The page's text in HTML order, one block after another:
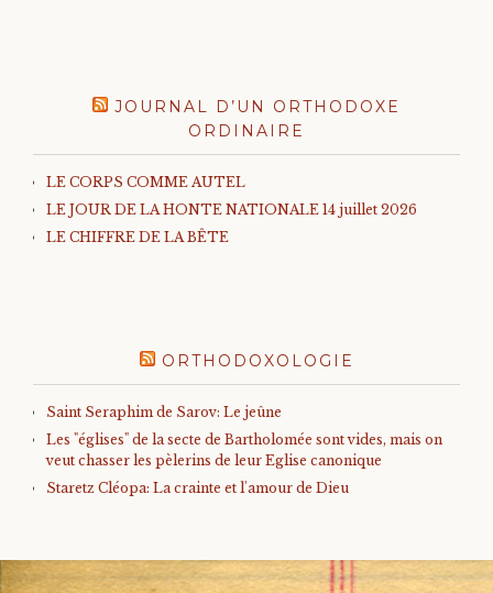
JOURNAL D’UN ORTHODOXE
ORDINAIRE
LE CORPS COMME AUTEL
LE JOUR DE LA HONTE NATIONALE 14 juillet 2026
LE CHIFFRE DE LA BÊTE
ORTHODOXOLOGIE
Saint Seraphim de Sarov: Le jeûne
Les "églises" de la secte de Bartholomée sont vides, mais on
veut chasser les pèlerins de leur Eglise canonique
Staretz Cléopa: La crainte et l'amour de Dieu